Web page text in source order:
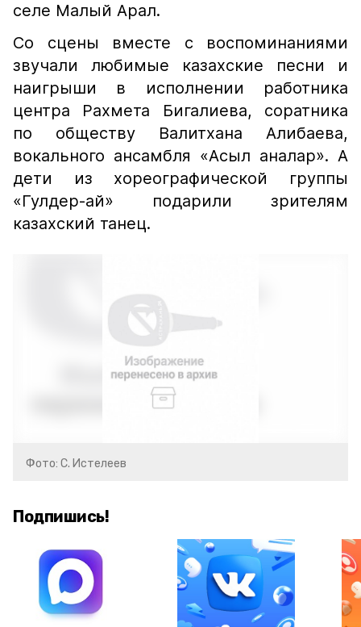
селе Малый Арал.
Со сцены вместе с воспоминаниями
звучали любимые казахские песни и
наигрыши в исполнении работника
центра Рахмета Бигалиева, соратника
по обществу Валитхана Алибаева,
вокального ансамбля «Асыл аналар». А
дети из хореографической группы
«Гулдер-ай» подарили зрителям
казахский танец.
Фото: С. Истелеев
Подпишись!